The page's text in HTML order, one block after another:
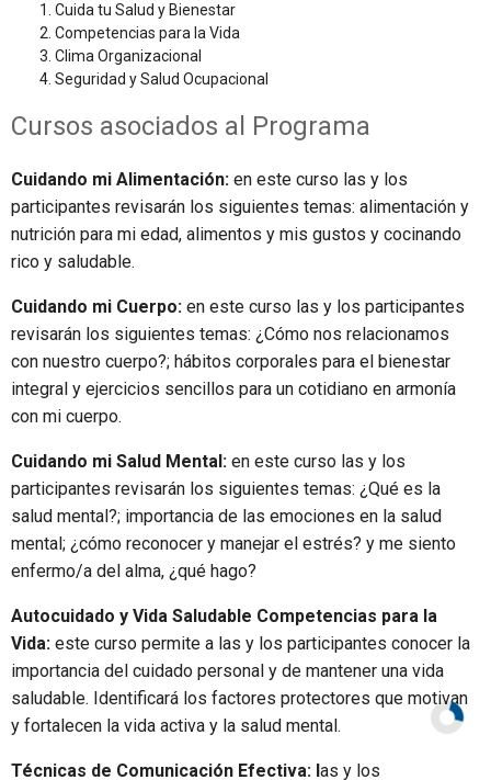
Cuida tu Salud y Bienestar
Competencias para la Vida
Clima Organizacional
Seguridad y Salud Ocupacional
Cursos asociados al Programa
Cuidando mi Alimentación: en este curso las y los
participantes revisarán los siguientes temas: alimentación y
nutrición para mi edad, alimentos y mis gustos y cocinando
rico y saludable.
Cuidando mi Cuerpo: en este curso las y los participantes
revisarán los siguientes temas: ¿Cómo nos relacionamos
con nuestro cuerpo?; hábitos corporales para el bienestar
integral y ejercicios sencillos para un cotidiano en armonía
con mi cuerpo.
Cuidando mi Salud Mental: en este curso las y los
participantes revisarán los siguientes temas: ¿Qué es la
salud mental?; importancia de las emociones en la salud
mental; ¿cómo reconocer y manejar el estrés? y me siento
enfermo/a del alma, ¿qué hago?
Autocuidado y Vida Saludable Competencias para la
Vida: este curso permite a las y los participantes conocer la
importancia del cuidado personal y de mantener una vida
saludable. Identificará los factores protectores que motivan
y fortalecen la vida activa y la salud mental.
Técnicas de Comunicación Efectiva: l as y los